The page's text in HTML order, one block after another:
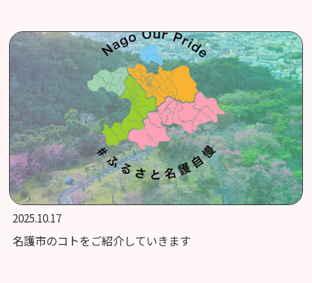
2025.10.17
名護市のコトをご紹介していきます